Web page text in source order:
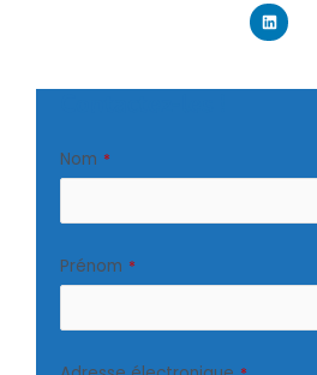
i
n
k
i
Nom *
Prénom *